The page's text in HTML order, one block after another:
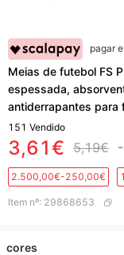
pagar
Meias de futebol FS
espessada,
antiderrapantes para
151 Vendido
3,61€ 5,19€
2.500,00€-250,00€
Item nº: 29868653
cores